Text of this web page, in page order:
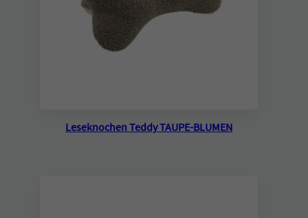
Leseknochen Teddy TAUPE-BLUMEN